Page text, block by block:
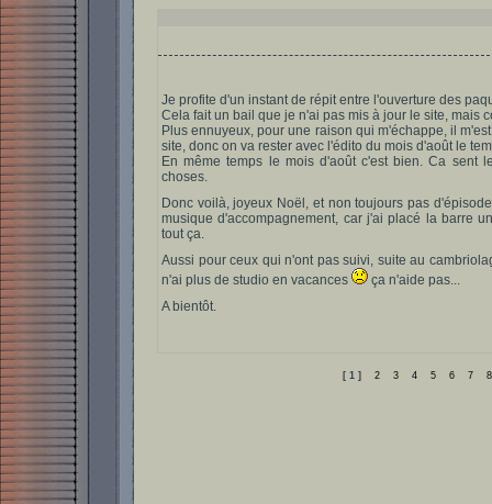
Je profite d'un instant de répit entre l'ouverture des
Cela fait un bail que je n'ai pas mis à jour le site, mais
Plus ennuyeux, pour une raison qui m'échappe, il
site, donc on va rester avec l'édito du mois d'août le
En même temps le mois d'août c'est bien. Ca sent
choses.
Donc voilà, joyeux Noël, et non toujours pas
musique d'accompagnement, car j'ai placé la barre
tout ça.
Aussi pour ceux qui n'ont pas suivi, suite au
n'ai plus de studio en vacances
ça n'aide pas...
A bientôt.
[ 1 ] 2 3 4 5 6 7 8